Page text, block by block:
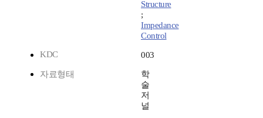
Structure
;
Impedance
Control
KDC
003
자료형태
학
술
저
널